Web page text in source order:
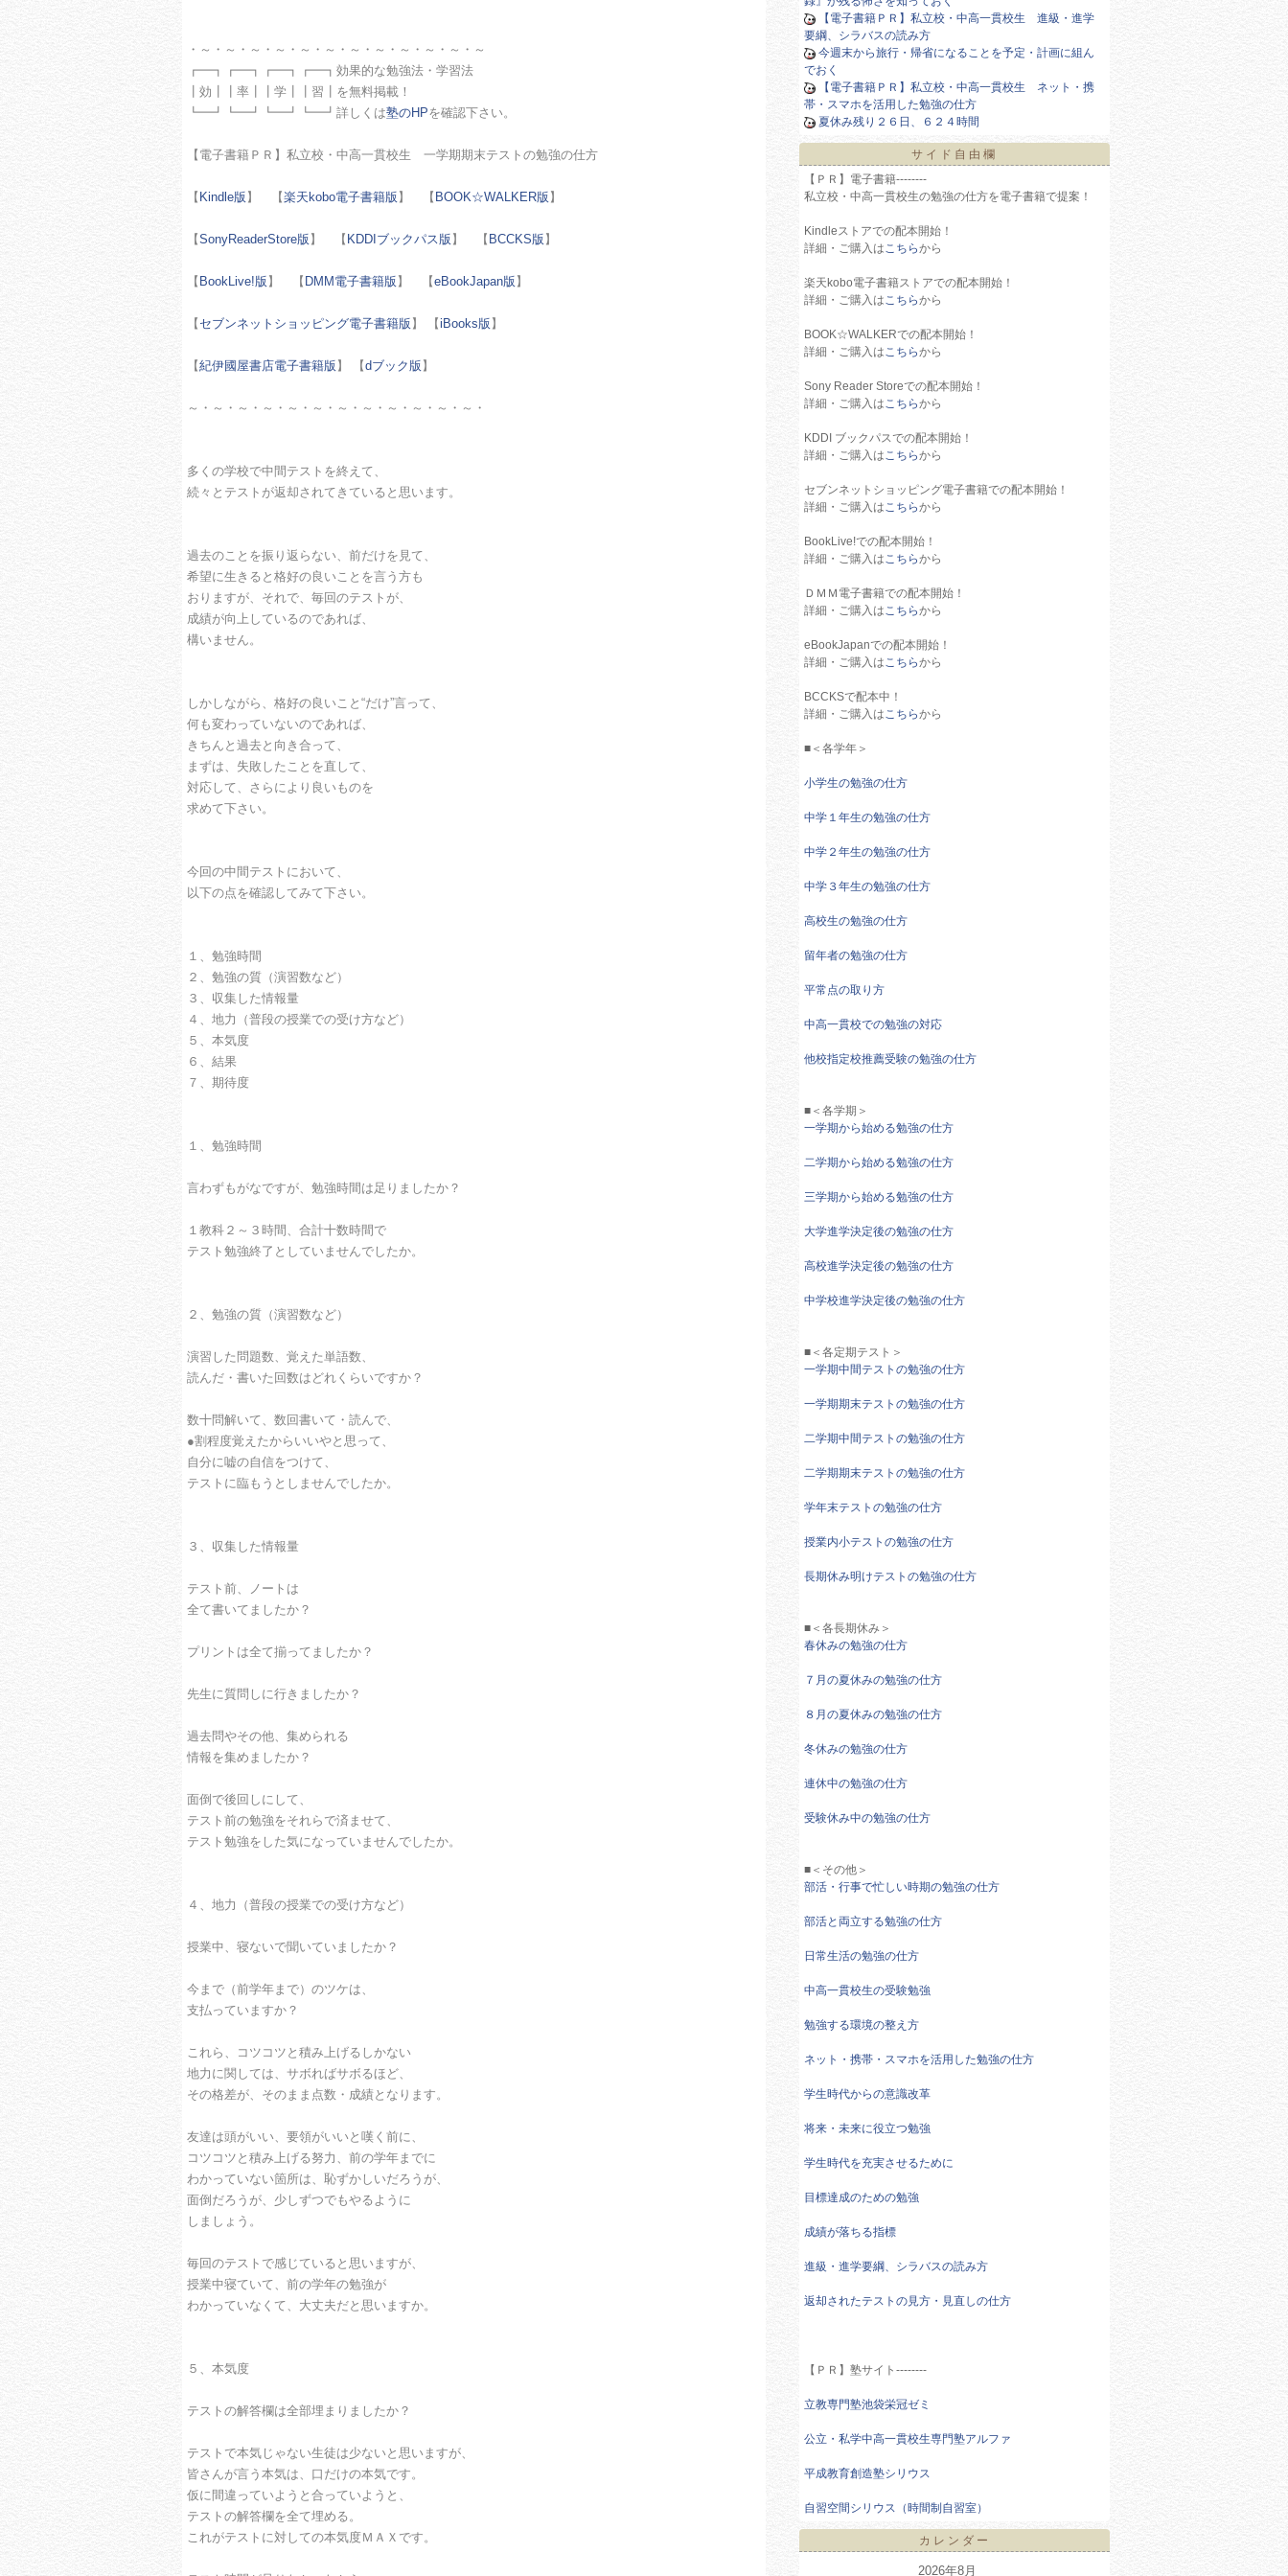
・～・～・～・～・～・～・～・～・～・～・～・～
┏━┓┏━┓┏━┓┏━┓効果的な勉強法・学習法
┃効┃┃率┃┃学┃┃習┃を無料掲載！
┗━┛┗━┛┗━┛┗━┛詳しくは塾のHPを確認下さい。
【電子書籍ＰＲ】私立校・中高一貫校生 一学期期末テストの勉強の仕方
【 Kindle版 】 【楽天kobo電子書籍版 】 【 BOOK☆WALKER版 】
【SonyReaderStore版 】 【 KDDIブックパス版 】 【 BCCKS版 】
【 BookLive!版 】 【 DMM電子書籍版 】 【eBookJapan版 】
【 セブンネットショッピング電子書籍版 】 【iBooks版 】
【紀伊國屋書店電子書籍版 】 【dブック版 】
～・～・～・～・～・～・～・～・～・～・～・～・
多くの学校で中間テストを終えて、
続々とテストが返却されてきていると思います。
過去のことを振り返らない、前だけを見て、
希望に生きると格好の良いことを言う方も
おりますが、それで、毎回のテストが、
成績が向上しているのであれば、
構いません。
しかしながら、格好の良いこと“だけ”言って、
何も変わっていないのであれば、
きちんと過去と向き合って、
まずは、失敗したことを直して、
対応して、さらにより良いものを
求めて下さい。
今回の中間テストにおいて、
以下の点を確認してみて下さい。
１、勉強時間
２、勉強の質（演習数など）
３、収集した情報量
４、地力（普段の授業での受け方など）
５、本気度
６、結果
７、期待度
１、勉強時間
言わずもがなですが、勉強時間は足りましたか？
１教科２～３時間、合計十数時間で
テスト勉強終了としていませんでしたか。
２、勉強の質（演習数など）
演習した問題数、覚えた単語数、
読んだ・書いた回数はどれくらいですか？
数十問解いて、数回書いて・読んで、
●割程度覚えたからいいやと思って、
自分に嘘の自信をつけて、
テストに臨もうとしませんでしたか。
３、収集した情報量
テスト前、ノートは
全て書いてましたか？
プリントは全て揃ってましたか？
先生に質問しに行きましたか？
過去問やその他、集められる
情報を集めましたか？
面倒で後回しにして、
テスト前の勉強をそれらで済ませて、
テスト勉強をした気になっていませんでしたか。
４、地力（普段の授業での受け方など）
授業中、寝ないで聞いていましたか？
今まで（前学年まで）のツケは、
支払っていますか？
これら、コツコツと積み上げるしかない
地力に関しては、サボればサボるほど、
その格差が、そのまま点数・成績となります。
友達は頭がいい、要領がいいと嘆く前に、
コツコツと積み上げる努力、前の学年までに
わかっていない箇所は、恥ずかしいだろうが、
面倒だろうが、少しずつでもやるように
しましょう。
毎回のテストで感じていると思いますが、
授業中寝ていて、前の学年の勉強が
わかっていなくて、大丈夫だと思いますか。
５、本気度
テストの解答欄は全部埋まりましたか？
テストで本気じゃない生徒は少ないと思いますが、
皆さんが言う本気は、口だけの本気です。
仮に間違っていようと合っていようと、
テストの解答欄を全て埋める。
これがテストに対しての本気度ＭＡＸです。
【電子書籍ＰＲ】私立校・中高一貫校生 進級・進学
要綱、シラバスの読み方
今週末から旅行・帰省になることを予定・計画に組ん
でおく
【電子書籍ＰＲ】私立校・中高一貫校生 ネット・携
帯・スマホを活用した勉強の仕方
夏休み残り２６日、６２４時間
サイド自由欄
【ＰＲ】電子書籍--------
私立校・中高一貫校生の勉強の仕方を電子書籍で提案！
Kindleストアでの配本開始！
詳細・ご購入はこちらから
楽天kobo電子書籍ストアでの配本開始！
詳細・ご購入はこちらから
BOOK☆WALKERでの配本開始！
詳細・ご購入はこちらから
Sony Reader Storeでの配本開始！
詳細・ご購入はこちらから
KDDI ブックパスでの配本開始！
詳細・ご購入はこちらから
セブンネットショッピング電子書籍での配本開始！
詳細・ご購入はこちらから
BookLive!での配本開始！
詳細・ご購入はこちらから
ＤＭＭ電子書籍での配本開始！
詳細・ご購入はこちらから
eBookJapanでの配本開始！
詳細・ご購入はこちらから
BCCKSで配本中！
詳細・ご購入はこちらから
■＜各学年＞
小学生の勉強の仕方
中学１年生の勉強の仕方
中学２年生の勉強の仕方
中学３年生の勉強の仕方
高校生の勉強の仕方
留年者の勉強の仕方
平常点の取り方
中高一貫校での勉強の対応
他校指定校推薦受験の勉強の仕方
■＜各学期＞
一学期から始める勉強の仕方
二学期から始める勉強の仕方
三学期から始める勉強の仕方
大学進学決定後の勉強の仕方
高校進学決定後の勉強の仕方
中学校進学決定後の勉強の仕方
■＜各定期テスト＞
一学期中間テストの勉強の仕方
一学期期末テストの勉強の仕方
二学期中間テストの勉強の仕方
二学期期末テストの勉強の仕方
学年末テストの勉強の仕方
授業内小テストの勉強の仕方
長期休み明けテストの勉強の仕方
■＜各長期休み＞
春休みの勉強の仕方
７月の夏休みの勉強の仕方
８月の夏休みの勉強の仕方
冬休みの勉強の仕方
連休中の勉強の仕方
受験休み中の勉強の仕方
■＜その他＞
部活・行事で忙しい時期の勉強の仕方
部活と両立する勉強の仕方
日常生活の勉強の仕方
中高一貫校生の受験勉強
勉強する環境の整え方
ネット・携帯・スマホを活用した勉強の仕方
学生時代からの意識改革
将来・未来に役立つ勉強
学生時代を充実させるために
目標達成のための勉強
成績が落ちる指標
進級・進学要綱、シラバスの読み方
返却されたテストの見方・見直しの仕方
【ＰＲ】塾サイト--------
立教専門塾池袋栄冠ゼミ
公立・私学中高一貫校生専門塾アルファ
平成教育創造塾シリウス
自習空間シリウス（時間制自習室）
カレンダー
2026年8月